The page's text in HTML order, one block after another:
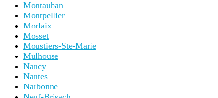
Montauban
Montpellier
Morlaix
Mosset
Moustiers-Ste-Marie
Mulhouse
Nancy
Nantes
Narbonne